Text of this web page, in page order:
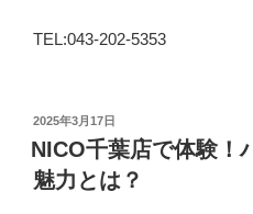
TEL:043-202-5353
投
稿
日:
2025年3月17日
NICO千葉店で体験！
魅力とは？